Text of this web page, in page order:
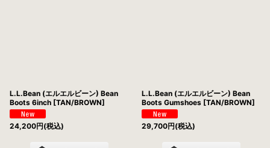
L.L.Bean (エルエルビーン) Bean
Boots 6inch [TAN/BROWN]
24,200円(税込)
L.L.Bean (エルエルビーン) Bean
Boots Gumshoes [TAN/BROWN]
29,700円(税込)